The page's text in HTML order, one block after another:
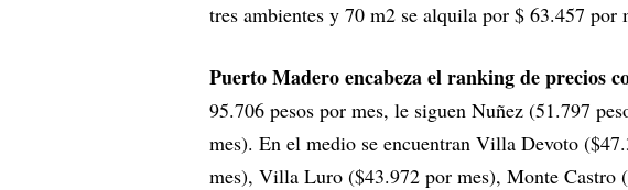
tres ambientes y 70 m2 se alquila por $ 63.457 por
Puerto Madero encabeza el ranking de precios
95.706 pesos por mes, le siguen Nuñez (51.797
mes). En el medio se encuentran Villa Devoto
mes), Villa Luro ($43.972 por mes), Monte Castro